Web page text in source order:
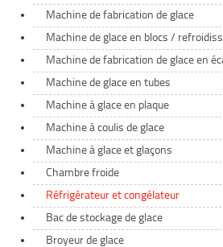
Machine de fabrication de glace
Machine de glace en blocs /
Machine de fabrication de glace en
Machine de glace en tubes
Machine à glace en plaque
Machine à coulis de glace
Machine à glace et glaçons
Chambre froide
Réfrigérateur et congélateur
Bac de stockage de glace
Broyeur de glace